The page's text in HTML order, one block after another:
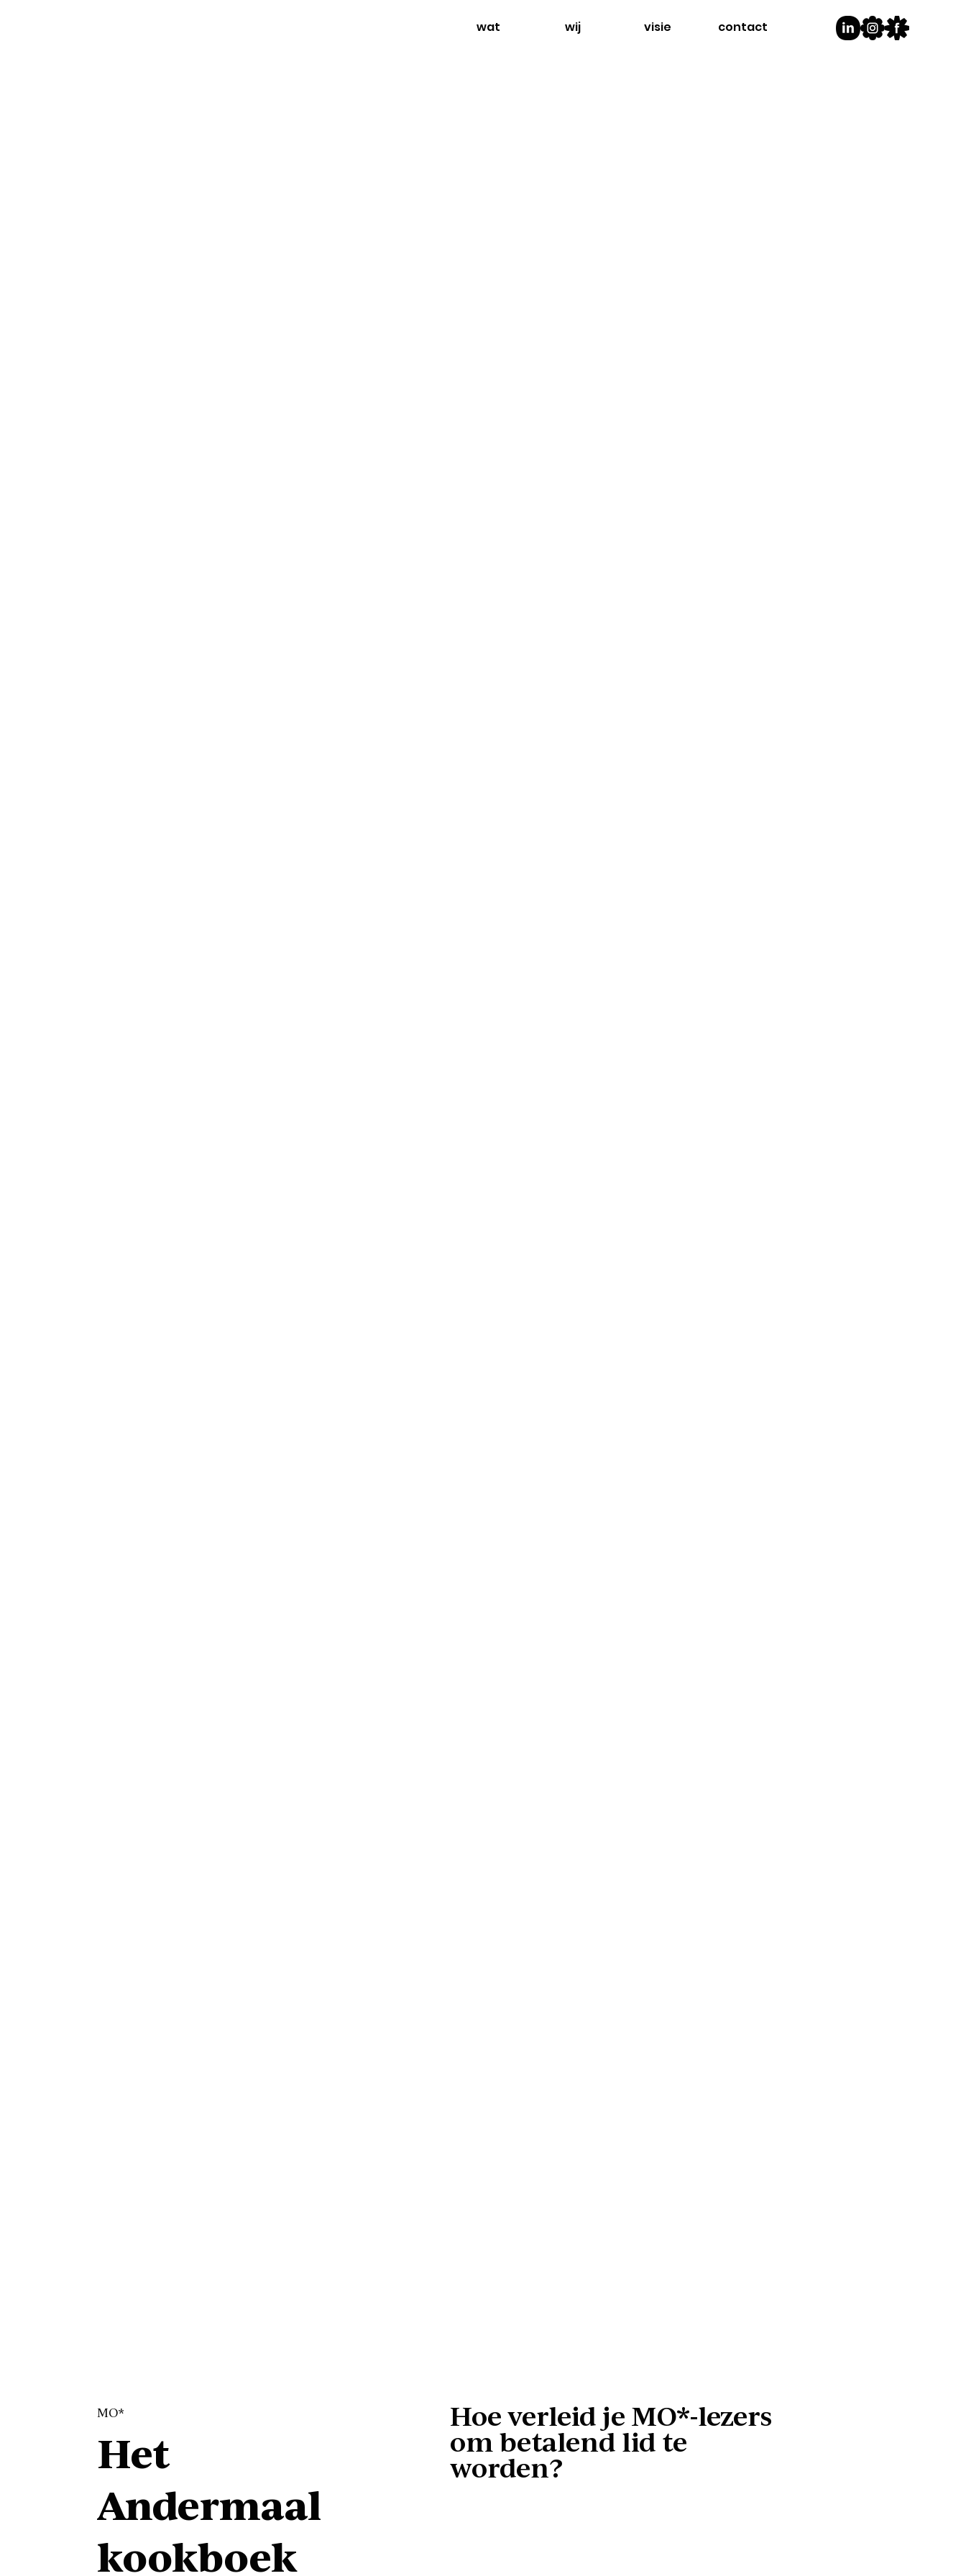
wat wij visie contact
MO*
Het
Andermaal
kookboek
Hoe verleid je MO*-lezers
om betalend lid te
worden?